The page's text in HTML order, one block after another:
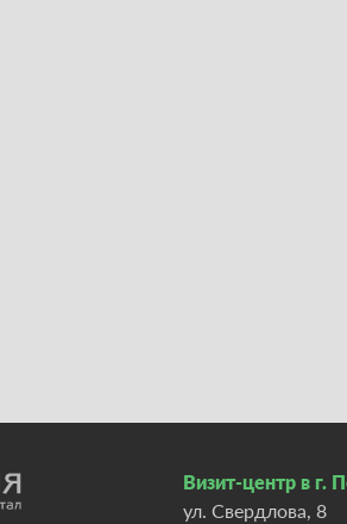
Визит-центр в г.
ул. Свердлова, 8